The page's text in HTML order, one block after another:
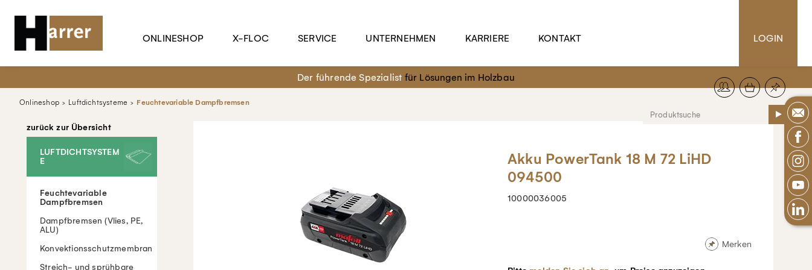
ONLINESHOP X-FLOC SERVICE UNTERNEHMEN KARRIERE KONTAKT LOGIN
Der führende Spezialist für Lösungen im Holzbau
Onlineshop Luftdichtsysteme Feuchtevariable Dampfbremsen
zurück zur Übersicht
LUFTDICHTSYSTEM
E
Feuchtevariable
Dampfbremsen
Dampfbremsen (Vlies, PE,
ALU)
Konvektionsschutzmembran
Streich- und sprühbare
Akku PowerTank 18 M 72 LiHD
094500
10000036005
Merken